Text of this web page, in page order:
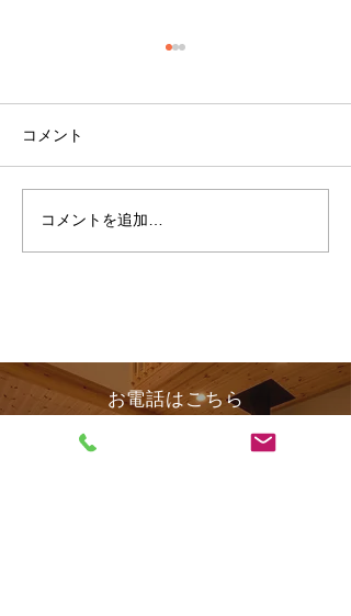
GW休業のお知らせ
コメント
コメントを追加…
お電話はこちら
０９６-２８１-７８１０